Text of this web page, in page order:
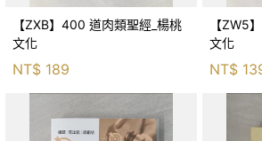
【ZXB】400 道肉類聖經_楊桃
文化
NT$ 189
【ZW5
文化
NT$